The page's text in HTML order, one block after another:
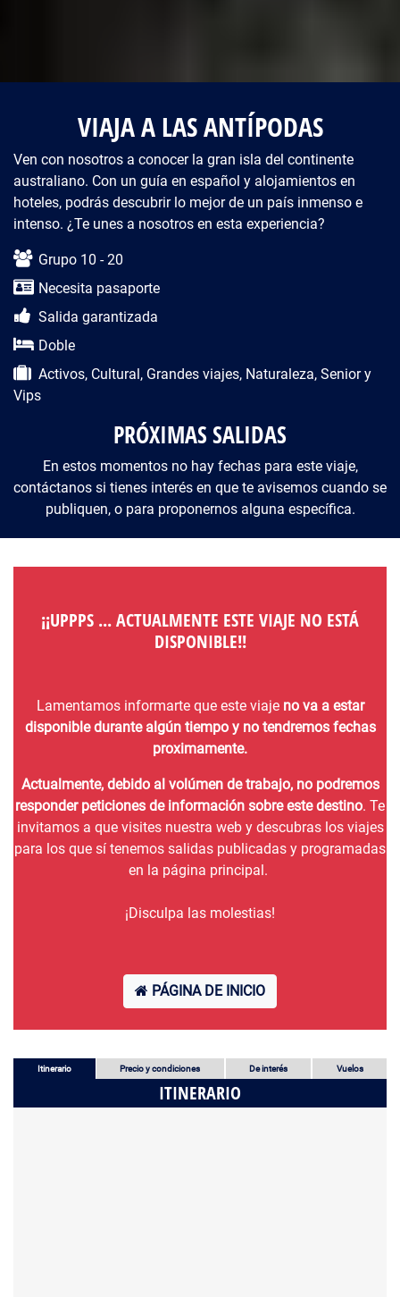
VIAJA A LAS ANTÍPODAS
Ven con nosotros a conocer la gran isla del continente
australiano. Con un guía en español y alojamientos en
hoteles, podrás descubrir lo mejor de un país inmenso e
intenso. ¿Te unes a nosotros en esta experiencia?
Descripción del viaje
Grupo 10 - 20
Necesita pasaporte
Salida garantizada
Doble
Activos, Cultural, Grandes viajes, Naturaleza, Senior y
Vips
PRÓXIMAS SALIDAS
En estos momentos no hay fechas para este viaje,
contáctanos si tienes interés en que te avisemos cuando se
publiquen, o para proponernos alguna específica.
¡¡UPPPS ... ACTUALMENTE ESTE VIAJE NO ESTÁ
DISPONIBLE!!
Lamentamos informarte que este viaje no va a estar
disponible durante algún tiempo y no tendremos fechas
proximamente.
Actualmente, debido al volúmen de trabajo, no podremos
responder peticiones de información sobre este destino. Te
invitamos a que visites nuestra web y descubras los viajes
para los que sí tenemos salidas publicadas y programadas
en la página principal.
¡Disculpa las molestias!
PÁGINA DE INICIO
Itinerario Precio y condiciones De interés Vuelos
ITINERARIO